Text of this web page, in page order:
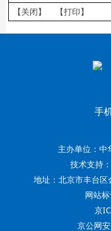
【关闭】
【打印】
手
主办单位：中
技术支持
地址：北京市丰台
网站
京
京公网